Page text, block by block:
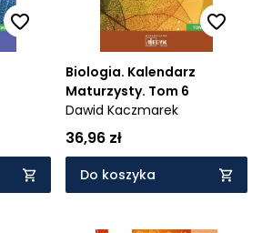
Biologia. Kalendarz
Maturzysty. Tom 6
Dawid Kaczmarek
36,96 zł
Do koszyka